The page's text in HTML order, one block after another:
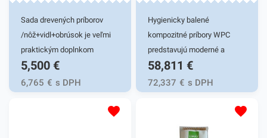
zaručene oslovia.
Sada drevených príborov
/nôž+vidl+obrúsok je veľmi
praktickým doplnkom
rôznych gastronomických
reštaurácií a iných
potravinových prevádzok.
5,500 €
6,765 € s DPH
Hygienicky balené
kompozitné príbory WPC
predstavujú moderné a
ekologické riešenie vhodné
nielen na jednorazové, ale aj
na opakované použitie.
zvládajú teploty až do 100 °C
58,811 €
72,337 € s DPH